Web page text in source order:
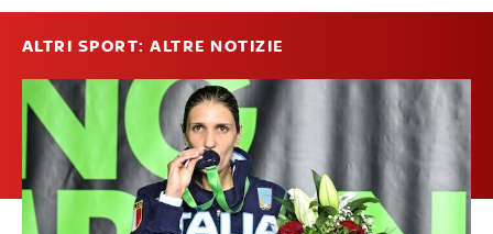
ALTRI SPORT: ALTRE NOTIZIE